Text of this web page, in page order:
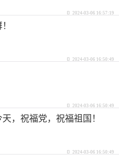
2024-03-06 16:57:19
2024-03-06 16:50:49
2024-03-06 16:50:49
，祝福党，祝福祖国！
2024-03-06 16:50:49